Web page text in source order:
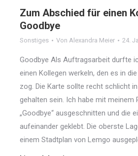
Zum Abschied für einen
Goodbye
Sonstiges Von Alexandra Meier 24.
Goodbye Als Auftragsarbeit durfte
einen Kollegen werkeln, den es in
zog. Die Karte sollte recht schlicht
gehalten sein. Ich habe mit meinem
„Goodbye“ ausgeschnitten und die
aufeinander geklebt. Die oberste
einem Stadtplan von Lemgo